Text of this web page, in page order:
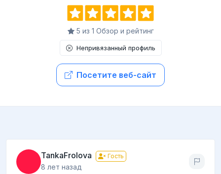
5 из 1 Обзор и рейтинг
Непривязанный профиль
Посетите веб-сайт
TankaFrolova Гость
8 лет назад